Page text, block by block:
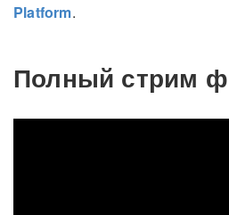
Platform.
Полный стрим